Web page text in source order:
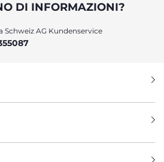
DI INFORMAZIONI?
Schweiz AG Kundenservice